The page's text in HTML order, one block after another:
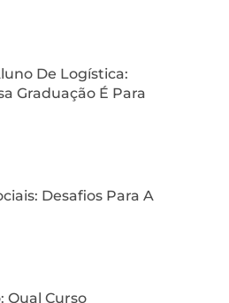
De Logística:
Graduação É Para
Desafios Para A
Qual Curso